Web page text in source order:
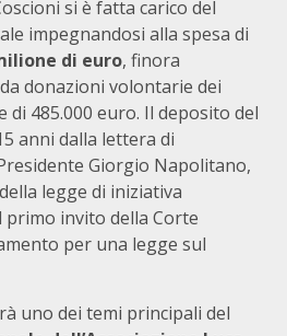
si è fatta carico del
impegnandosi alla spesa di
di euro, finora
donazioni volontarie dei
485.000 euro. Il deposito del
anni dalla lettera di
Giorgio Napolitano,
legge di iniziativa
primo invito della Corte
per una legge sul
uno dei temi principali del